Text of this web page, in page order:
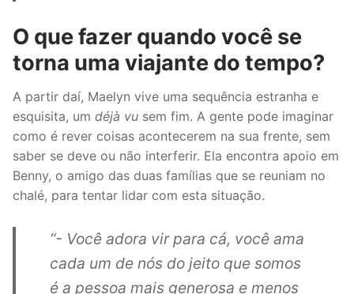
O que fazer quando você se
torna uma viajante do tempo?
A partir daí, Maelyn vive uma sequência estranha e
esquisita, um déjà vu sem fim. A gente pode imaginar
como é rever coisas acontecerem na sua frente, sem
saber se deve ou não interferir. Ela encontra apoio em
Benny, o amigo das duas famílias que se reuniam no
chalé, para tentar lidar com esta situação.
“- Você adora vir para cá, você ama
cada um de nós do jeito que somos
é a pessoa mais generosa e menos